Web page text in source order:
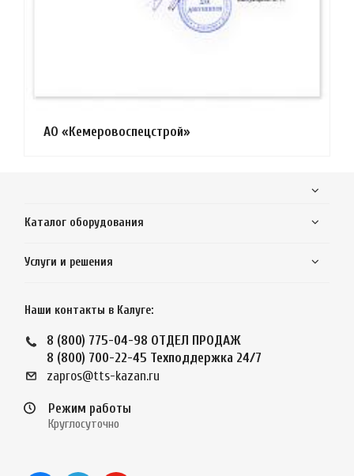
АО «Кемеровоспецстрой»
Каталог оборудования
Услуги и решения
Наши контакты в Калуге:
8 (800) 775-04-98 ОТДЕЛ ПРОДАЖ
8 (800) 700-22-45 Техподдержка 24/7
zapros@tts-kazan.ru
Режим работы
Круглосуточно